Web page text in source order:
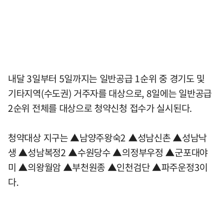
내달 3일부터 5일까지는 일반공급 1순위 중 경기도 및
기타지역(수도권) 거주자를 대상으로, 8일에는 일반공급
2순위 전체를 대상으로 청약신청 접수가 실시된다.
청약대상 지구는 ▲남양주왕숙2 ▲성남신촌 ▲성남낙
생 ▲성남복정2 ▲수원당수 ▲의정부우정 ▲군포대야
미 ▲의왕월암 ▲부천원종 ▲인천검단 ▲파주운정3이
다.